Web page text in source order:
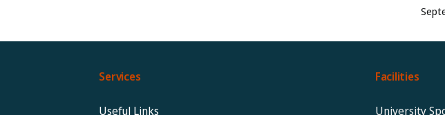
Services
Useful Links
Facilities
University